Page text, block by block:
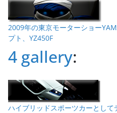
2009年の東京モーターショー
プト、YZ450F
4 gallery:
ハイブリッドスポーツカーとして